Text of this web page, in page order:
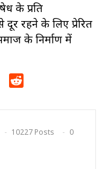
के प्रति
रहने के लिए प्रेरित
के निर्माण में
Copy
10227 Posts
0